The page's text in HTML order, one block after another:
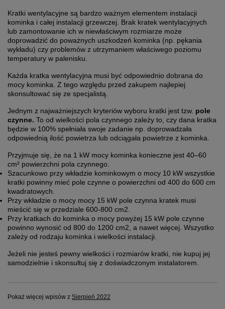
Kratki wentylacyjne są bardzo ważnym elementem instalacji
kominka i całej instalacji grzewczej. Brak kratek wentylacyjnych
lub zamontowanie ich w niewłaściwym rozmiarze może
doprowadzić do poważnych uszkodzeń kominka (np. pękania
wykładu) czy problemów z utrzymaniem właściwego poziomu
temperatury w palenisku.
Każda kratka wentylacyjna musi być odpowiednio dobrana do
mocy kominka. Z tego względu przed zakupem najlepiej
skonsultować się ze specjalistą.
Jednym z najważniejszych kryteriów wyboru kratki jest tzw. pole
czynne. To od wielkości pola czynnego zależy to, czy dana kratka
będzie w 100% spełniała swoje zadanie np. doprowadzała
odpowiednią ilość powietrza lub odciągała powietrze z kominka.
Przyjmuje się, że na 1 kW mocy kominka konieczne jest 40–60
cm² powierzchni pola czynnego.
Szacunkowo przy wkładzie kominkowym o mocy 10 kW wszystkie
kratki powinny mieć pole czynne o powierzchni od 400 do 600 cm
kwadratowych.
Przy wkładzie o mocy mocy 15 kW pole czynna kratek musi
mieścić się w przedziale 600-800 cm2.
Przy kratkach do kominka o mocy powyżej 15 kW pole czynne
powinno wynosić od 800 do 1200 cm2, a nawet więcej. Wszystko
zależy od rodzaju kominka i wielkości instalacji.
Jeżeli nie jesteś pewny wielkości i rozmiarów kratki, nie kupuj jej
samodzielnie i skonsultuj się z doświadczonym instalatorem.
Pokaż więcej wpisów z Sierpień 2022